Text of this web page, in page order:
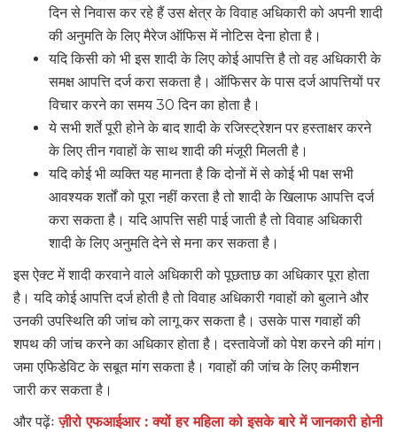
दिन से निवास कर रहे हैं उस क्षेत्र के विवाह अधिकारी को अपनी शादी
की अनुमति के लिए मैरेज ऑफिस में नोटिस देना होता है।
यदि किसी को भी इस शादी के लिए कोई आपत्ति है तो वह अधिकारी के
समक्ष आपत्ति दर्ज करा सकता है। ऑफिसर के पास दर्ज आपत्तियों पर
विचार करने का समय 30 दिन का होता है।
ये सभी शर्ते पूरी होने के बाद शादी के रजिस्ट्रेशन पर हस्ताक्षर करने
के लिए तीन गवाहों के साथ शादी की मंजूरी मिलती है।
यदि कोई भी व्यक्ति यह मानता है कि दोनों में से कोई भी पक्ष सभी
आवश्यक शर्तों को पूरा नहीं करता है तो शादी के खिलाफ आपत्ति दर्ज
करा सकता है। यदि आपत्ति सही पाई जाती है तो विवाह अधिकारी
शादी के लिए अनुमति देने से मना कर सकता है।
इस ऐक्ट में शादी करवाने वाले अधिकारी को पूछताछ का अधिकार पूरा होता
है। यदि कोई आपत्ति दर्ज होती है तो विवाह अधिकारी गवाहों को बुलाने और
उनकी उपस्थिति की जांच को लागू कर सकता है। उसके पास गवाहों की
शपथ की जांच करने का अधिकार होता है। दस्तावेजों को पेश करने की मांग।
जमा एफिडेविट के सबूत मांग सकता है। गवाहों की जांच के लिए कमीशन
जारी कर सकता है।
और पढ़ेंःज़ीरो एफआईआर : क्यों हर महिला को इसके बारे में जानकारी होनी